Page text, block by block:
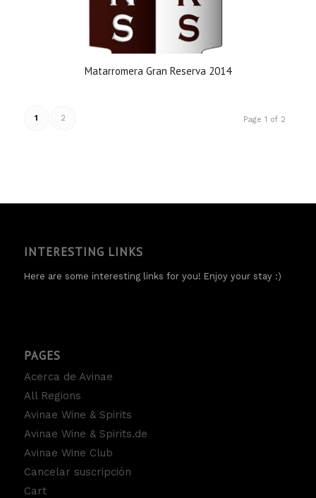
Matarromera Gran Reserva 2014
Page 1 of 2
1 2
INTERESTING LINKS
Here are some interesting links for you! Enjoy your stay :)
PAGES
Acerca de Avinae
All Regions
Avinae Wine & Spirits
Avinae Wine & Spirits.de
Avinae Wine Club
Cancelar suscripción
Cart